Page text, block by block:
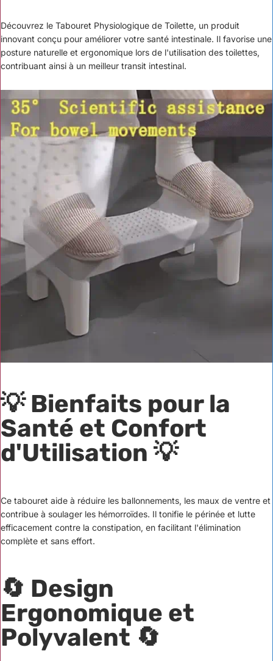
Découvrez le Tabouret Physiologique de Toilette, un produit
innovant conçu pour améliorer votre santé intestinale. Il favorise une
posture naturelle et ergonomique lors de l'utilisation des toilettes,
contribuant ainsi à un meilleur transit intestinal.
💡 Bienfaits pour la
Santé et Confort
d'Utilisation 💡
Ce tabouret aide à réduire les ballonnements, les maux de ventre et
contribue à soulager les hémorroïdes. Il tonifie le périnée et lutte
efficacement contre la constipation, en facilitant l'élimination
complète et sans effort.
🔄 Design
Ergonomique et
Polyvalent 🔄